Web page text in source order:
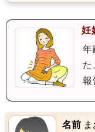
妊
年
報
名前